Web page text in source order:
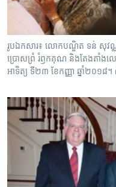
រូប​ឯកសារ៖ លោក​បណ្ឌិត ទន់ សុវណ្ណ
ប្រោសព្រំ រំឭកគុណ និង​តែងតាំង​លោក​
អាទិត្យ ទី២៣ ខែកញ្ញា ឆ្នាំ២០១៨